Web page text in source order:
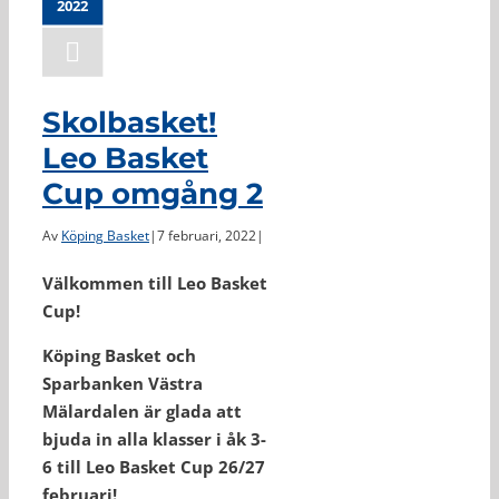
2022
Skolbasket!
Leo Basket
Cup omgång 2
Av Köping Basket|7 februari, 2022|
Välkommen till Leo Basket
Cup!
Köping Basket och
Sparbanken Västra
Mälardalen är glada att
bjuda in alla klasser i åk 3-
6 till Leo Basket Cup 26/27